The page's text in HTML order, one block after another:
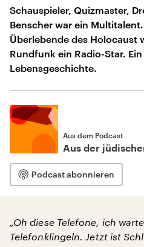
Schauspieler, Quizmaster,
Benscher war ein
Überlebende des Holocaust
Rundfunk ein Radio-Star.
Lebensgeschichte.
Aus dem Podcast
Aus der
Podcast abonnieren
„Oh diese Telefone, ich
Telefonklingeln. Jetzt ist